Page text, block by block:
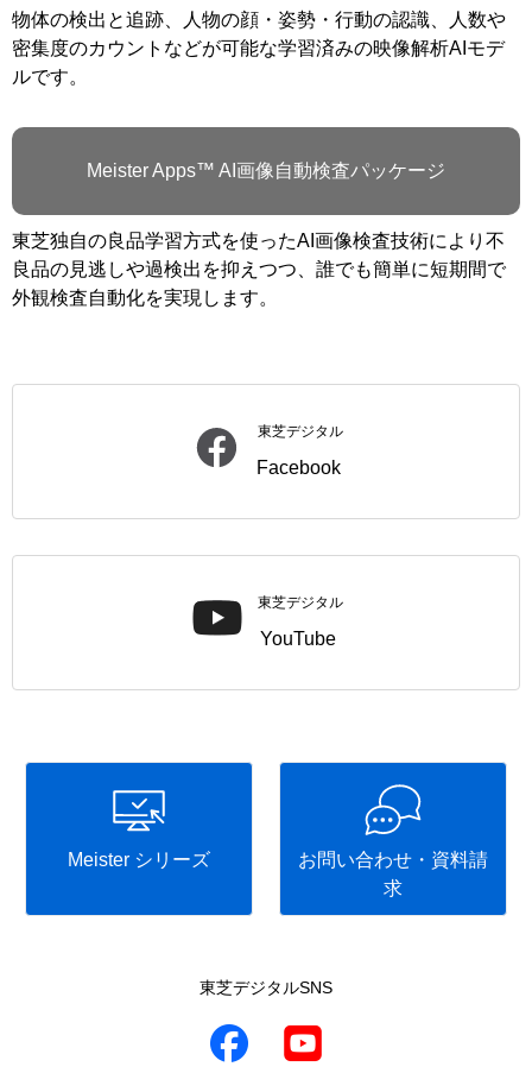
物体の検出と追跡、人物の顔・姿勢・行動の認識、人数や
密集度のカウントなどが可能な学習済みの映像解析AIモデ
ルです。
Meister Apps™ AI画像自動検査パッケージ
東芝独自の良品学習方式を使ったAI画像検査技術により不
良品の見逃しや過検出を抑えつつ、誰でも簡単に短期間で
外観検査自動化を実現します。
東芝デジタル
Facebook
東芝デジタル
YouTube
Meister シリーズ
お問い合わせ・資料請
求
東芝デジタルSNS